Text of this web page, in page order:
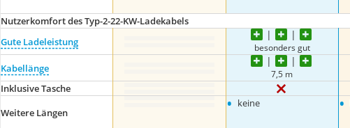
Nutzerkomfort des Typ-2-22-KW-Ladekabels
Gute Ladeleistung
besonders gut
Kabellänge 7,5 m
Inklusive Tasche
Weitere Längen
• keine •